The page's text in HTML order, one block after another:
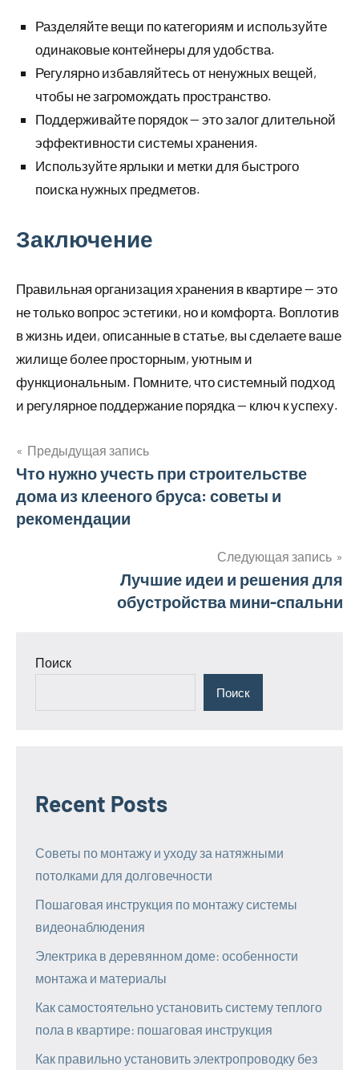
Разделяйте вещи по категориям и используйте
одинаковые контейнеры для удобства.
Регулярно избавляйтесь от ненужных вещей,
чтобы не загромождать пространство.
Поддерживайте порядок — это залог длительной
эффективности системы хранения.
Используйте ярлыки и метки для быстрого
поиска нужных предметов.
Заключение
Правильная организация хранения в квартире — это
не только вопрос эстетики, но и комфорта. Воплотив
в жизнь идеи, описанные в статье, вы сделаете ваше
жилище более просторным, уютным и
функциональным. Помните, что системный подход
и регулярное поддержание порядка — ключ к успеху.
Навигация
по
Предыдущая запись
Что нужно учесть при строительстве
дома из клееного бруса: советы и
рекомендации
Следующая запись
Лучшие идеи и решения для
обустройства мини-спальни
Поиск
Поиск
Recent Posts
Советы по монтажу и уходу за натяжными
потолками для долговечности
Пошаговая инструкция по монтажу системы
видеонаблюдения
Электрика в деревянном доме: особенности
монтажа и материалы
Как самостоятельно установить систему теплого
пола в квартире: пошаговая инструкция
Как правильно установить электропроводку без